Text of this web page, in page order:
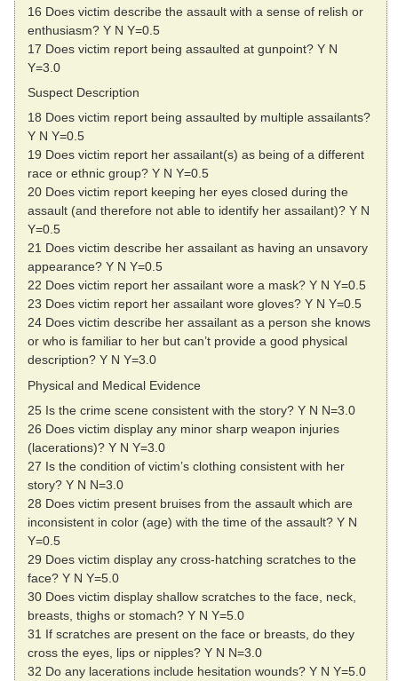
16 Does victim describe the assault with a sense of relish or
enthusiasm? Y N Y=0.5
17 Does victim report being assaulted at gunpoint? Y N
Y=3.0
Suspect Description
18 Does victim report being assaulted by multiple assailants?
Y N Y=0.5
19 Does victim report her assailant(s) as being of a different
race or ethnic group? Y N Y=0.5
20 Does victim report keeping her eyes closed during the
assault (and therefore not able to identify her assailant)? Y N
Y=0.5
21 Does victim describe her assailant as having an unsavory
appearance? Y N Y=0.5
22 Does victim report her assailant wore a mask? Y N Y=0.5
23 Does victim report her assailant wore gloves? Y N Y=0.5
24 Does victim describe her assailant as a person she knows
or who is familiar to her but can’t provide a good physical
description? Y N Y=3.0
Physical and Medical Evidence
25 Is the crime scene consistent with the story? Y N N=3.0
26 Does victim display any minor sharp weapon injuries
(lacerations)? Y N Y=3.0
27 Is the condition of victim’s clothing consistent with her
story? Y N N=3.0
28 Does victim present bruises from the assault which are
inconsistent in color (age) with the time of the assault? Y N
Y=0.5
29 Does victim display any cross-hatching scratches to the
face? Y N Y=5.0
30 Does victim display shallow scratches to the face, neck,
breasts, thighs or stomach? Y N Y=5.0
31 If scratches are present on the face or breasts, do they
cross the eyes, lips or nipples? Y N N=3.0
32 Do any lacerations include hesitation wounds? Y N Y=5.0